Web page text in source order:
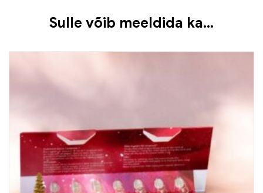
Sulle võib meeldida ka…